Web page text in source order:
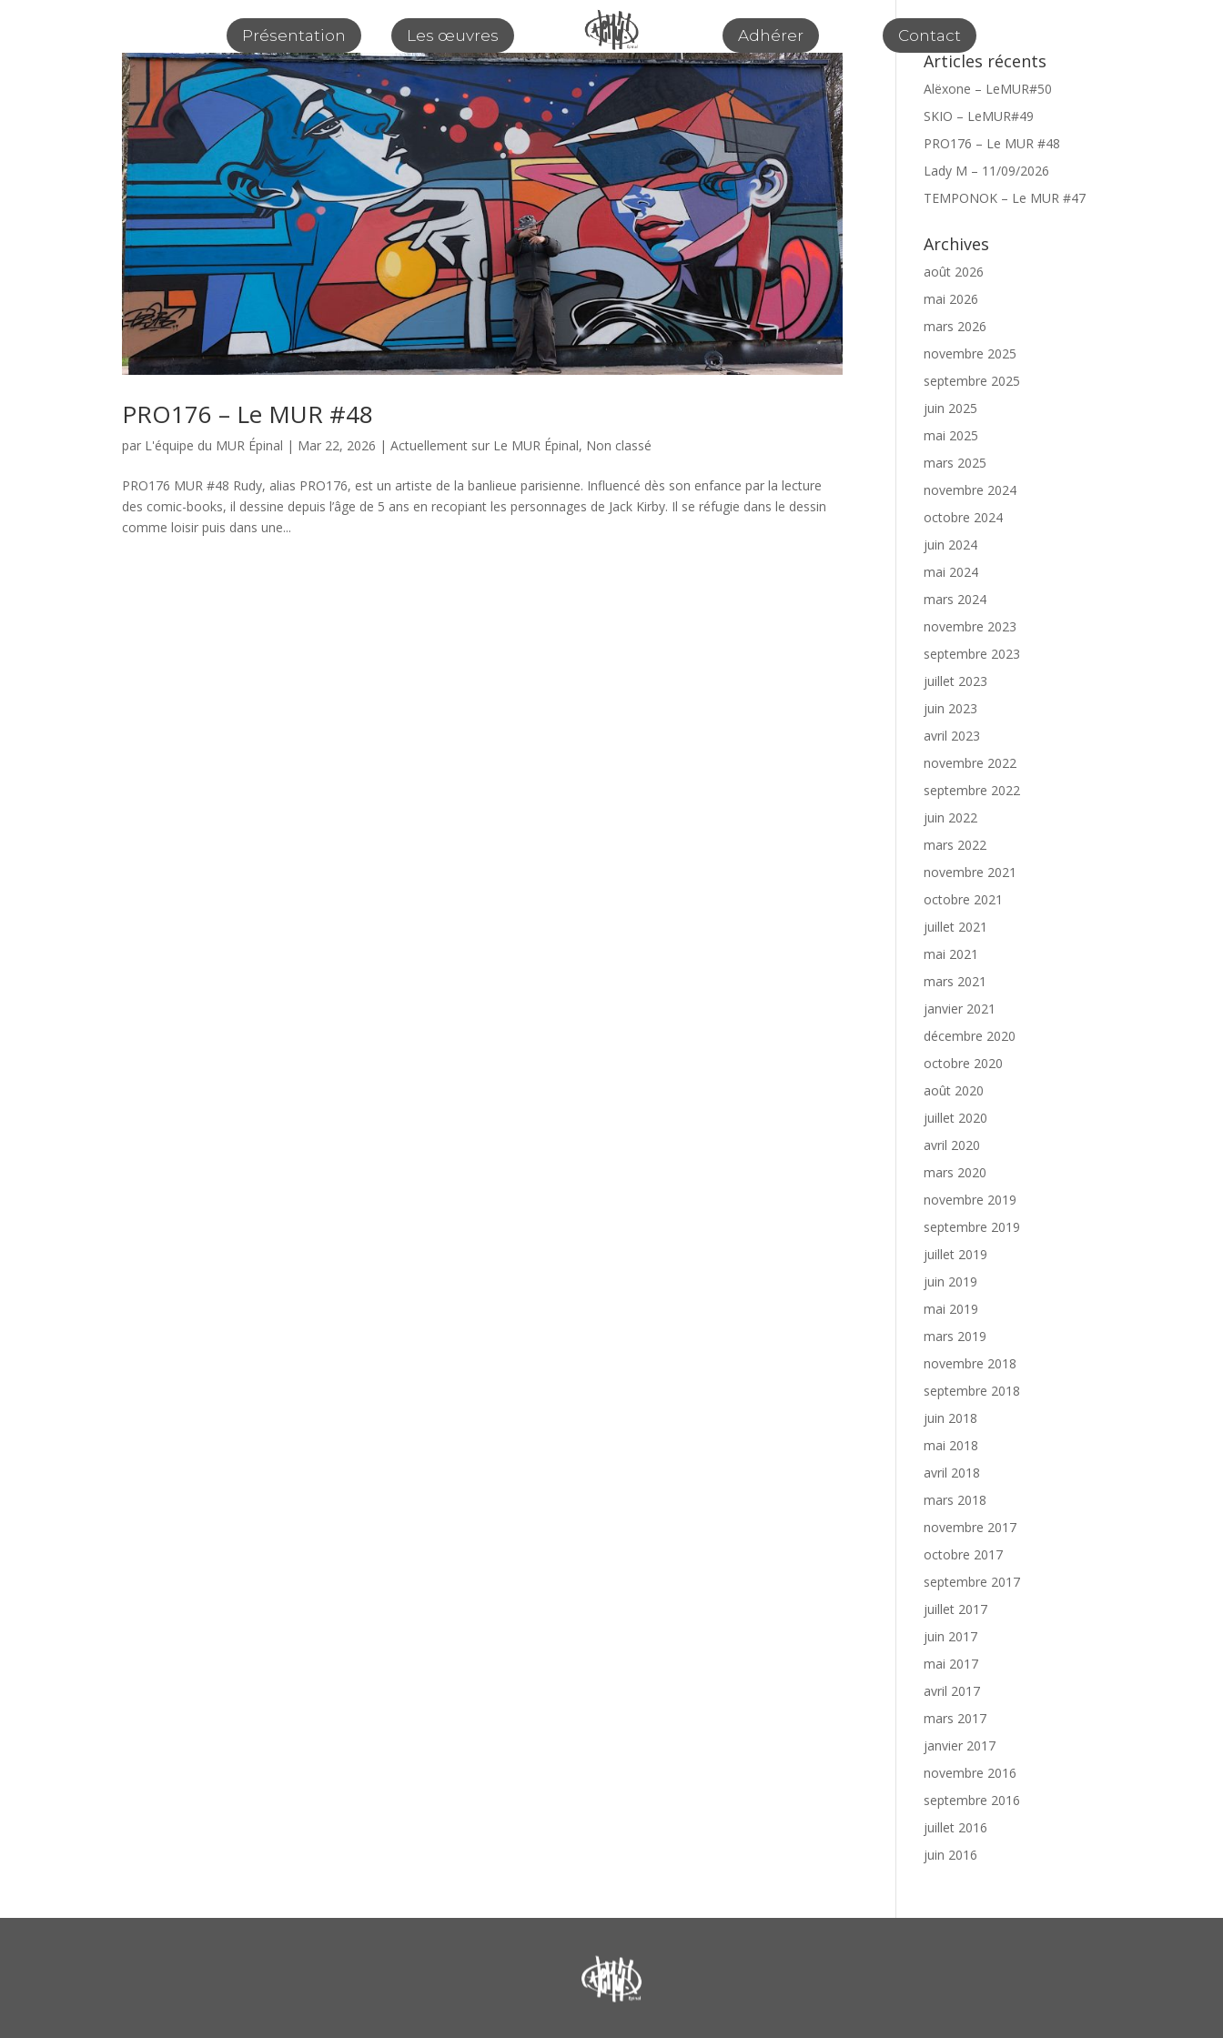
Présentation Les œuvres Adhérer Contact
PRO176 – Le MUR #48
par L'équipe du MUR Épinal | Mar 22, 2026 |Actuellement sur Le MUR Épinal, Non classé
PRO176 MUR #48 Rudy, alias PRO176, est un artiste de la banlieue parisienne. Influencé dès son enfance par la lecture
des comic-books, il dessine depuis l’âge de 5 ans en recopiant les personnages de Jack Kirby. Il se réfugie dans le dessin
comme loisir puis dans une...
Articles récents
Alëxone – LeMUR#50
SKIO – LeMUR#49
PRO176 – Le MUR #48
Lady M – 11/09/2026
TEMPONOK – Le MUR #47
Archives
août 2026
mai 2026
mars 2026
novembre 2025
septembre 2025
juin 2025
mai 2025
mars 2025
novembre 2024
octobre 2024
juin 2024
mai 2024
mars 2024
novembre 2023
septembre 2023
juillet 2023
juin 2023
avril 2023
novembre 2022
septembre 2022
juin 2022
mars 2022
novembre 2021
octobre 2021
juillet 2021
mai 2021
mars 2021
janvier 2021
décembre 2020
octobre 2020
août 2020
juillet 2020
avril 2020
mars 2020
novembre 2019
septembre 2019
juillet 2019
juin 2019
mai 2019
mars 2019
novembre 2018
septembre 2018
juin 2018
mai 2018
avril 2018
mars 2018
novembre 2017
octobre 2017
septembre 2017
juillet 2017
juin 2017
mai 2017
avril 2017
mars 2017
janvier 2017
novembre 2016
septembre 2016
juillet 2016
juin 2016